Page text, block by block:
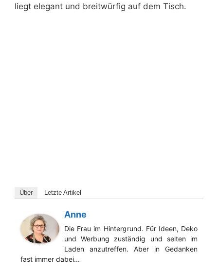
liegt elegant und breitwürfig auf dem Tisch.
Über Letzte Artikel
Anne
Die Frau im Hintergrund. Für Ideen, Deko
und Werbung zuständig und selten im
Laden anzutreffen. Aber in Gedanken
fast immer dabei...